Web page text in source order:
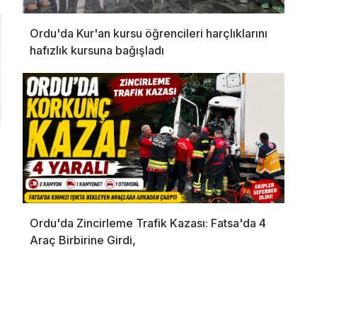
Ordu'da Kur'an kursu öğrencileri harçlıklarını
hafızlık kursuna bağışladı
Ordu'da Zincirleme Trafik Kazası: Fatsa'da 4
Araç Birbirine Girdi,